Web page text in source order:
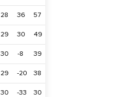
28 36 57
29 30 49
30 -8 39
29 -20 38
30 -33 30